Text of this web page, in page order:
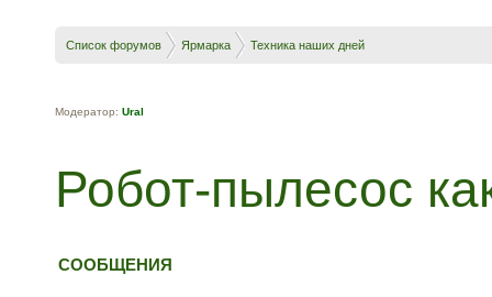
Список форумов Ярмарка Техника наших дней
Модератор: Ural
Робот-пылесос
СООБЩЕНИЯ